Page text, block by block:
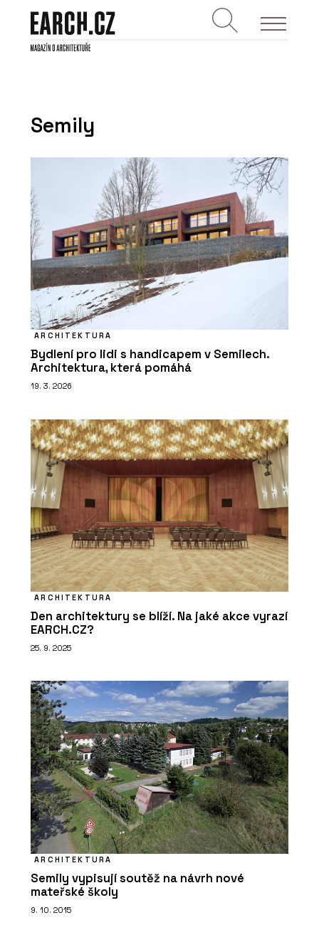
Semily
ARCHITEKTURA
Bydlení pro lidi s handicapem v Semilech.
Architektura, která pomáhá
19. 3. 2026
ARCHITEKTURA
Den architektury se blíží. Na jaké akce vyrazí
EARCH.CZ?
25. 9. 2025
ARCHITEKTURA
Semily vypisují soutěž na návrh nové
mateřské školy
9. 10. 2015